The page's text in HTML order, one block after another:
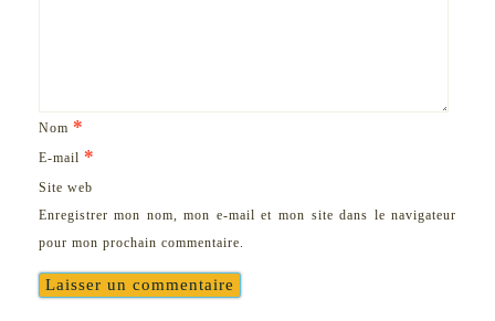
Nom *
E-mail *
Site web
Enregistrer mon nom, mon e-mail et mon site dans le navigateur
pour mon prochain commentaire.